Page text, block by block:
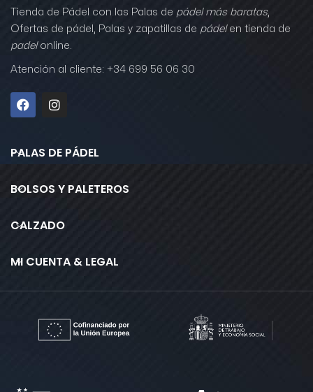
Tienda de Pádel con las Palas de pádel más baratas,
Ofertas de pádel, Palas y zapatillas de pádelen tienda de
padelonline.
Atención al cliente: +34 699 56 06 30
PALAS DE PÁDEL
BOLSOS Y PALETEROS
CALZADO
MI CUENTA & LEGAL